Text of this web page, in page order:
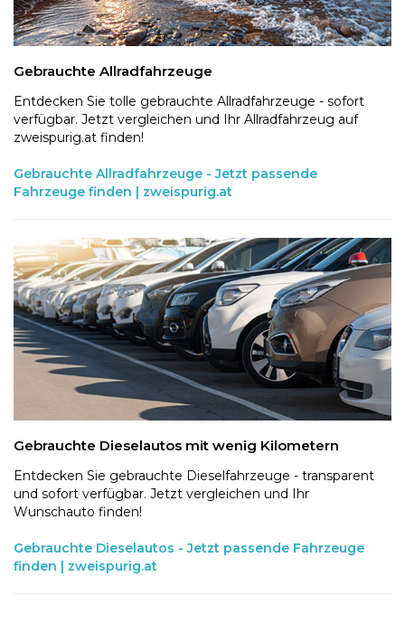
Gebrauchte Allradfahrzeuge
Entdecken Sie tolle gebrauchte Allradfahrzeuge - sofort
verfügbar. Jetzt vergleichen und Ihr Allradfahrzeug auf
zweispurig.at finden!
Gebrauchte Allradfahrzeuge - Jetzt passende
Fahrzeuge finden | zweispurig.at
Gebrauchte Dieselautos mit wenig Kilometern
Entdecken Sie gebrauchte Dieselfahrzeuge - transparent
und sofort verfügbar. Jetzt vergleichen und Ihr
Wunschauto finden!
Gebrauchte Dieselautos - Jetzt passende Fahrzeuge
finden | zweispurig.at